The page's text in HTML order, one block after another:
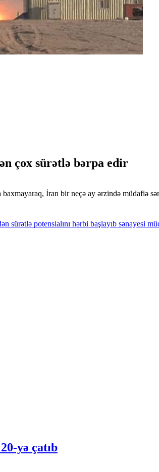
çox sürətlə bərpa edir
İran bir neçə ay ərzində müdafiə
sürətlə potensialını hərbi başlayıb sənayesi
yə çatıb